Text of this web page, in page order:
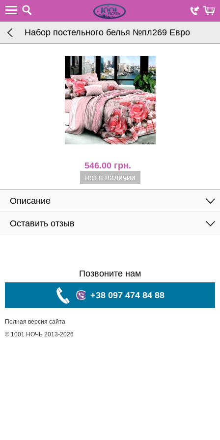
Набор постельного белья №пл269 Евро
546.00 грн.
нет в наличии
Описание
Оставить отзыв
Позвоните нам
+38 097 474 84 88
Полная версия сайта
© 1001 НОЧЬ 2013-2026